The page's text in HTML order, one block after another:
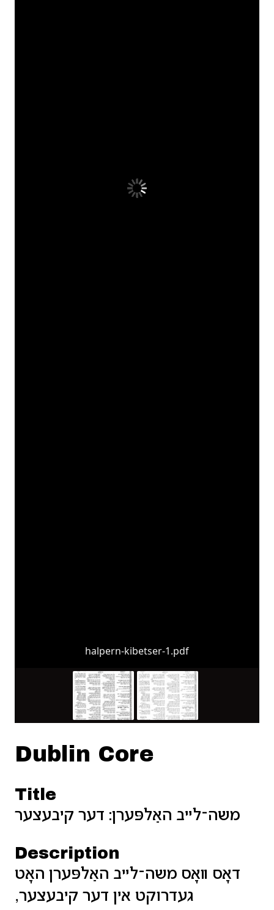
halpern-kibetser-1.pdf
Dublin Core
Title
משה־לײב האַלפּערן: דער קיבעצער
Description
דאָס װאָס משה־לײב האַלפּערן האָט
געדרוקט אין דער קיבעצער,